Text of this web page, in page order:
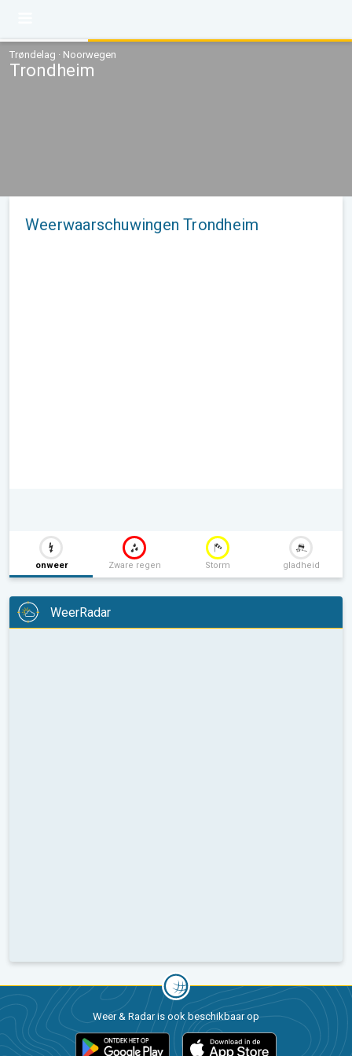
Trøndelag · Noorwegen
Trondheim
Weerwaarschuwingen Trondheim
onweer Zware regen Storm gladheid
WeerRadar
Weer & Radar is ook beschikbaar op